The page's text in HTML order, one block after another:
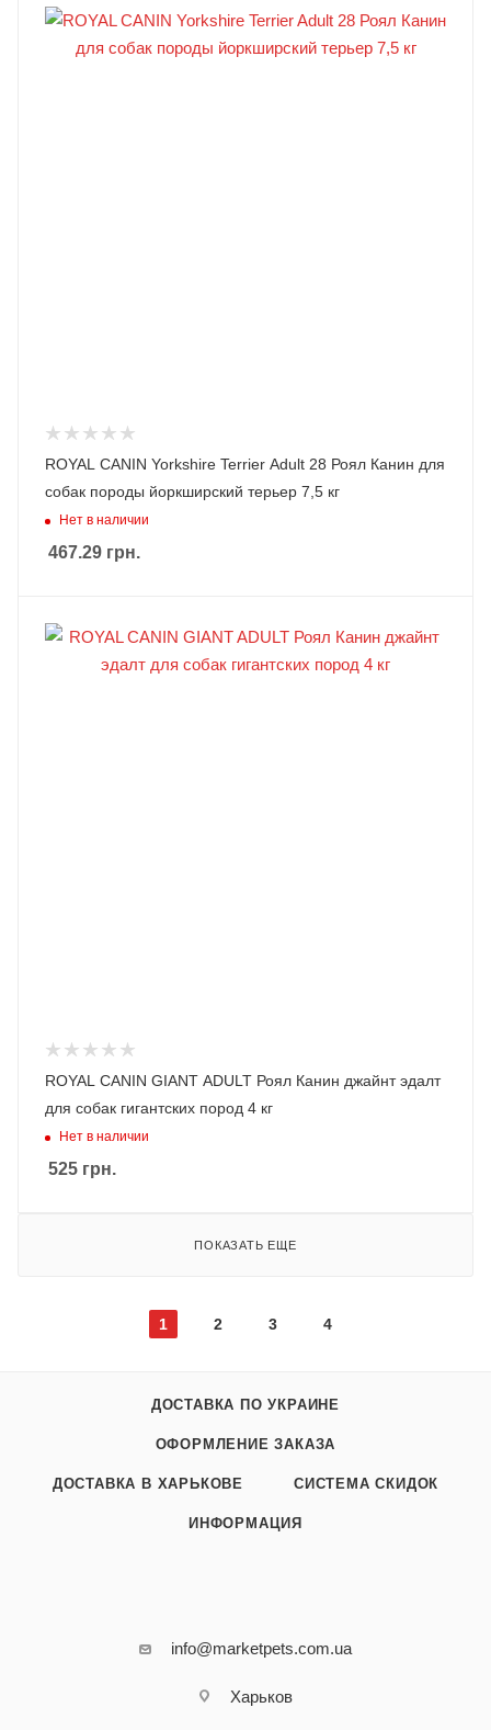
ROYAL CANIN Yorkshire Terrier Adult 28 Роял Канин для
собак породы йоркширский терьер 7,5 кг
Нет в наличии
467.29 грн.
ROYAL CANIN GIANT ADULT Роял Канин джайнт эдалт
для собак гигантских пород 4 кг
Нет в наличии
525 грн.
ПОКАЗАТЬ ЕЩЕ
1 2 3 4
ДОСТАВКА ПО УКРАИНЕ
ОФОРМЛЕНИЕ ЗАКАЗА
ДОСТАВКА В ХАРЬКОВЕ СИСТЕМА СКИДОК
ИНФОРМАЦИЯ
info@marketpets.com.ua
Харьков